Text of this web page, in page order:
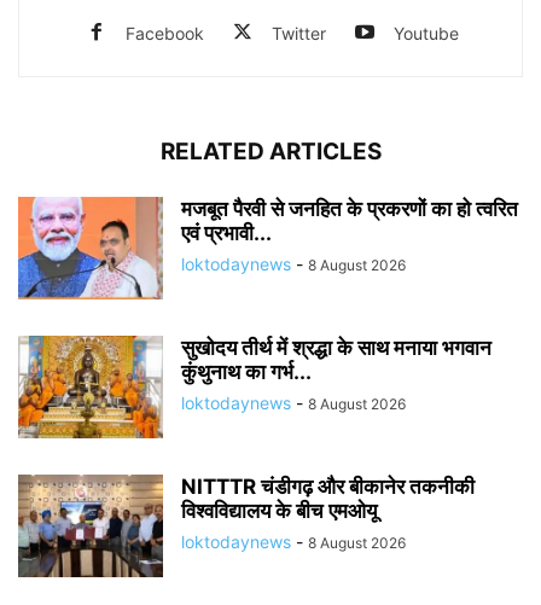
Facebook Twitter Youtube
RELATED ARTICLES
मजबूत पैरवी से जनहित के प्रकरणों का हो त्वरित
एवं प्रभावी...
loktodaynews - 8 August 2026
सुखोदय तीर्थ में श्रद्धा के साथ मनाया भगवान
कुंथुनाथ का गर्भ...
loktodaynews - 8 August 2026
NITTTR चंडीगढ़ और बीकानेर तकनीकी
विश्वविद्यालय के बीच एमओयू
loktodaynews - 8 August 2026